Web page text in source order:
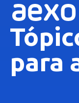
para